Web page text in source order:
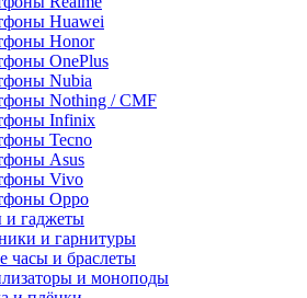
Huawei
Honor
OnePlus
Nubia
Nothing / CMF
Infinix
Tecno
Asus
Vivo
Oppo
и гаджеты
и гарнитуры
часы и браслеты
и моноподы